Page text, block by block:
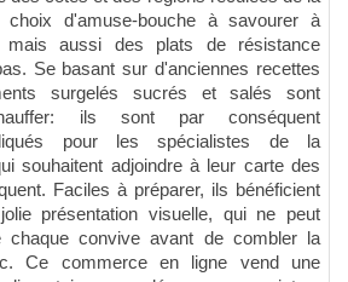
choix d'amuse-bouche à savourer à
mais aussi des plats de résistance
Se basant sur d'anciennes recettes
surgelés sucrés et salés sont
ils sont par conséquent
pour les spécialistes de la
souhaitent adjoindre à leur carte des
Faciles à préparer, ils bénéficient
présentation visuelle, qui ne peut
chaque convive avant de combler la
Ce commerce en ligne vend une